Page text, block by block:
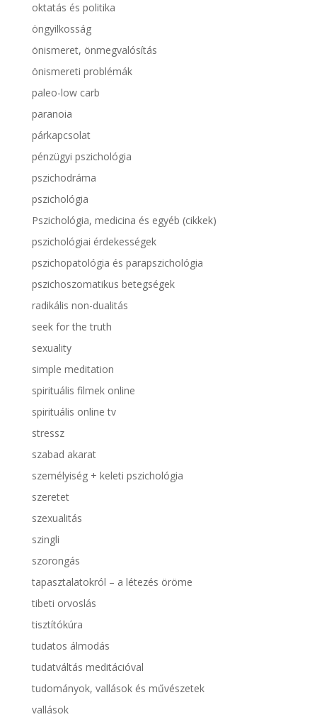
oktatás és politika
öngyilkosság
önismeret, önmegvalósítás
önismereti problémák
paleo-low carb
paranoia
párkapcsolat
pénzügyi pszichológia
pszichodráma
pszichológia
Pszichológia, medicina és egyéb (cikkek)
pszichológiai érdekességek
pszichopatológia és parapszichológia
pszichoszomatikus betegségek
radikális non-dualitás
seek for the truth
sexuality
simple meditation
spirituális filmek online
spirituális online tv
stressz
szabad akarat
személyiség + keleti pszichológia
szeretet
szexualitás
szingli
szorongás
tapasztalatokról – a létezés öröme
tibeti orvoslás
tisztítókúra
tudatos álmodás
tudatváltás meditációval
tudományok, vallások és művészetek
vallások